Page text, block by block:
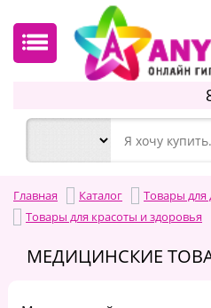
Главная Каталог
Товары для
Товары для красоты и здоровья
МЕДИЦИНСКИЕ